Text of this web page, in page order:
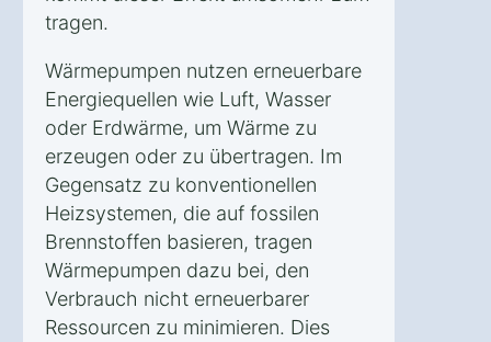
tragen.
Wärmepumpen nutzen erneuerbare
Energiequellen wie Luft, Wasser
oder Erdwärme, um Wärme zu
erzeugen oder zu übertragen. Im
Gegensatz zu konventionellen
Heizsystemen, die auf fossilen
Brennstoffen basieren, tragen
Wärmepumpen dazu bei, den
Verbrauch nicht erneuerbarer
Ressourcen zu minimieren. Dies